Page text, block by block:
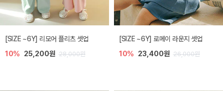
[SIZE ~6Y] 리모어 플리츠 셋업
10% 25,200원 28,000원
[SIZE ~6Y] 로메이 라운지 셋업
10% 23,400원 26,000원